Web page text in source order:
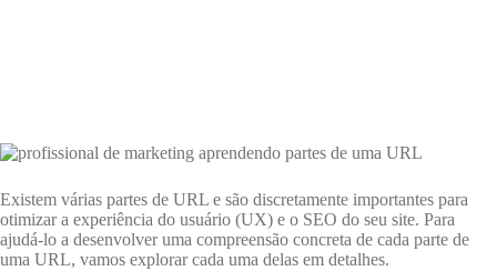
Existem várias partes de URL e são discretamente importantes para
otimizar a experiência do usuário (UX) e o SEO do seu site. Para
ajudá-lo a desenvolver uma compreensão concreta de cada parte de
uma URL, vamos explorar cada uma delas em detalhes.